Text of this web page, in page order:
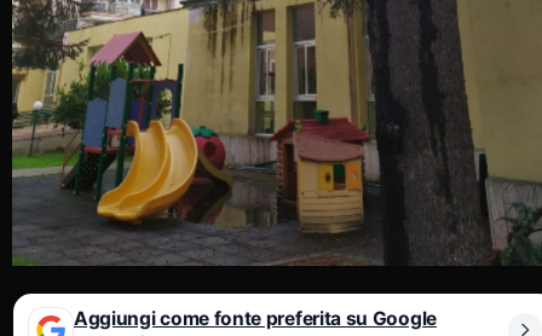
Aggiungi come fonte preferita su Google